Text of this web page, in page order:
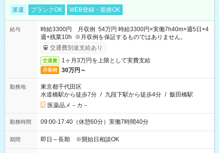
派遣 ブランクOK WEB登録・面接OK
給与
時給3300円 月収例 54万円 時給3300円×実働7h40m×週5日×4
週+残業10h ※月収例を保証するものではありません。
交通費別途支給あり
交通費 1ヶ月3万円を上限として実費支給
月収例 30万円～
勤務地
東京都千代田区
水道橋駅から徒歩7分 / 九段下駅から徒歩4分 / 飯田橋駅
医薬品メ－カ－
勤務時間 09:00-17:40（休憩60分）実働7時間40分
期間 即日～長期 ※開始日相談OK